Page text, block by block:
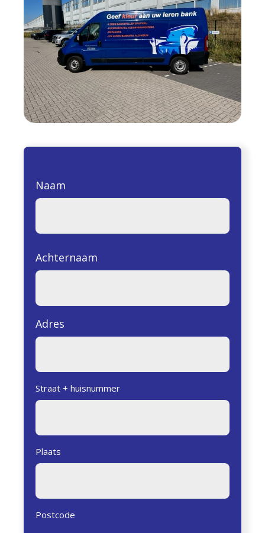
Naam
Achternaam
Adres
Straat + huisnummer
Plaats
Postcode